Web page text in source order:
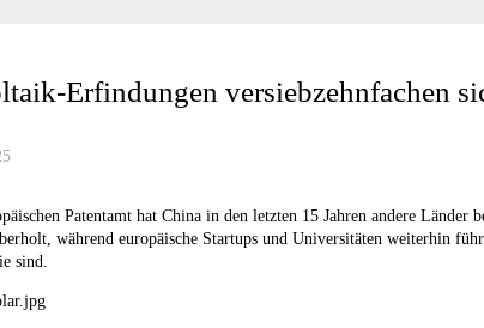
Erfindungen versiebzehnfachen
Patentamt hat China in den letzten 15 Jahren andere Länder
während europäische Startups und Universitäten weiterhin
sind.